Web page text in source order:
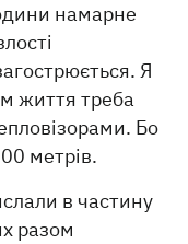
намарне
Я
життя треба
Бо
метрів.
в частину
разом